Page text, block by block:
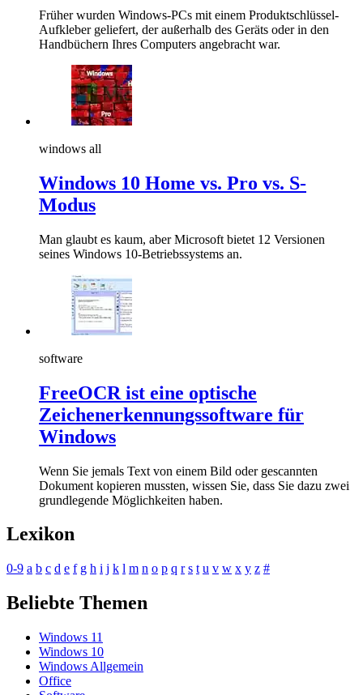
Früher wurden Windows-PCs mit einem Produktschlüssel-
Aufkleber geliefert, der außerhalb des Geräts oder in den
Handbüchern Ihres Computers angebracht war.
windows all
Windows 10 Home vs. Pro vs. S-
Modus
Man glaubt es kaum, aber Microsoft bietet 12 Versionen
seines Windows 10-Betriebssystems an.
software
FreeOCR ist eine optische
Zeichenerkennungssoftware für
Windows
Wenn Sie jemals Text von einem Bild oder gescannten
Dokument kopieren mussten, wissen Sie, dass Sie dazu zwei
grundlegende Möglichkeiten haben.
Lexikon
0-9 a b c d e f g h i j k l m n o p q r s t u v w x y z #
Beliebte Themen
Windows 11
Windows 10
Windows Allgemein
Office